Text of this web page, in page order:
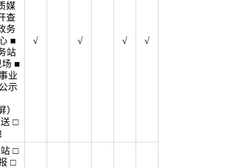
媒
查
务
■
站
■
业
示
）
□
√ √ √ √
□
□